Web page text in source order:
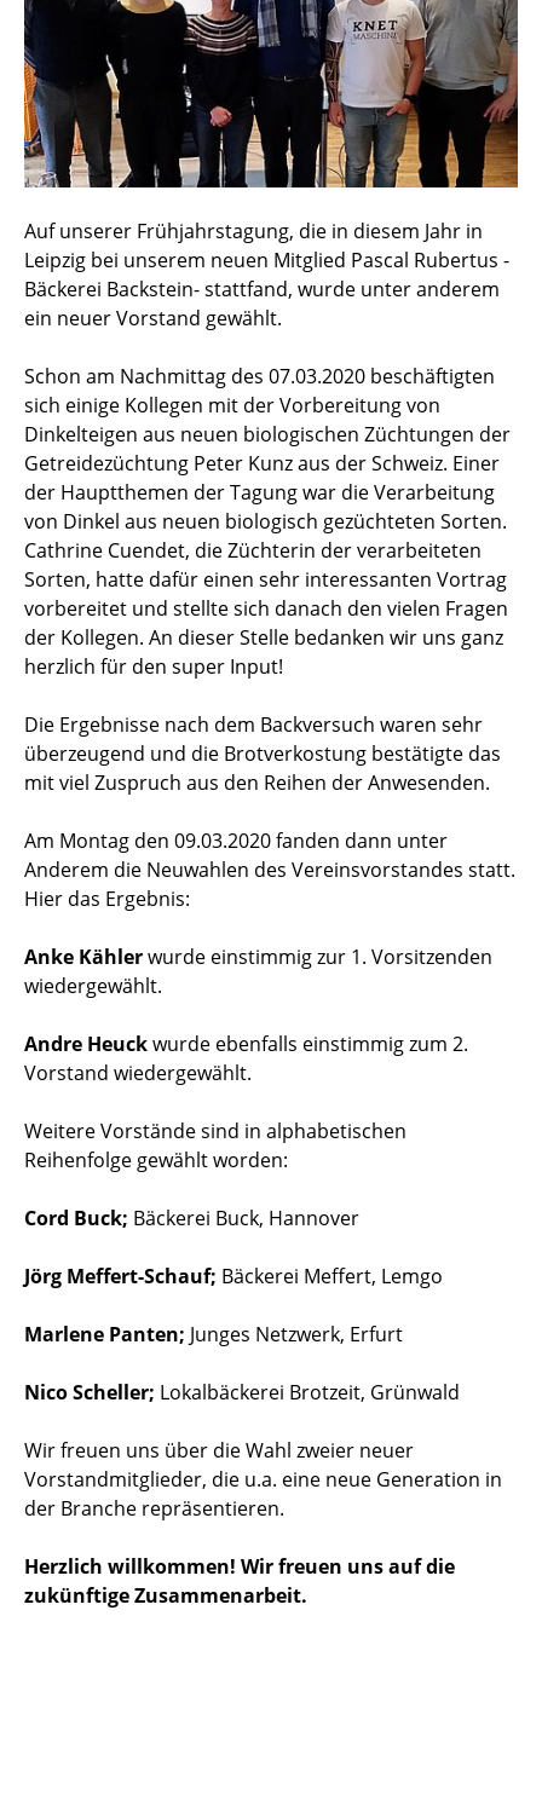
Auf unserer Frühjahrstagung, die in diesem Jahr in
Leipzig bei unserem neuen Mitglied Pascal Rubertus -
Bäckerei Backstein- stattfand, wurde unter anderem
ein neuer Vorstand gewählt.
Schon am Nachmittag des 07.03.2020 beschäftigten
sich einige Kollegen mit der Vorbereitung von
Dinkelteigen aus neuen biologischen Züchtungen der
Getreidezüchtung Peter Kunz aus der Schweiz. Einer
der Hauptthemen der Tagung war die Verarbeitung
von Dinkel aus neuen biologisch gezüchteten Sorten.
Cathrine Cuendet, die Züchterin der verarbeiteten
Sorten, hatte dafür einen sehr interessanten Vortrag
vorbereitet und stellte sich danach den vielen Fragen
der Kollegen. An dieser Stelle bedanken wir uns ganz
herzlich für den super Input!
Die Ergebnisse nach dem Backversuch waren sehr
überzeugend und die Brotverkostung bestätigte das
mit viel Zuspruch aus den Reihen der Anwesenden.
Am Montag den 09.03.2020 fanden dann unter
Anderem die Neuwahlen des Vereinsvorstandes statt.
Hier das Ergebnis:
Anke Kählerwurde einstimmig zur 1. Vorsitzenden
wiedergewählt.
Andre Heuckwurde ebenfalls einstimmig zum 2.
Vorstand wiedergewählt.
Weitere Vorstände sind in alphabetischen
Reihenfolge gewählt worden:
Cord Buck; Bäckerei Buck, Hannover
Jörg Meffert-Schauf; Bäckerei Meffert, Lemgo
Marlene Panten; Junges Netzwerk, Erfurt
Nico Scheller; Lokalbäckerei Brotzeit, Grünwald
Wir freuen uns über die Wahl zweier neuer
Vorstandmitglieder, die u.a. eine neue Generation in
der Branche repräsentieren.
Herzlich willkommen! Wir freuen uns auf die
zukünftige Zusammenarbeit.